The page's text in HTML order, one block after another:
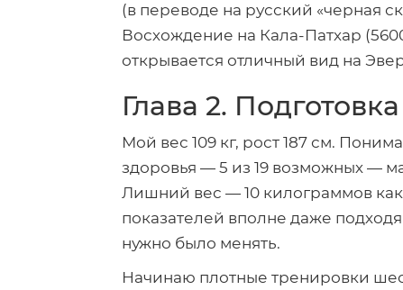
(в переводе на русский «черная
Восхождение на Кала-Патхар
открывается отличный вид на
Глава 2. Подготовка
Мой вес 109 кг, рост 187 см.
здоровья — 5 из 19 возможных —
Лишний вес — 10 килограммов как
показателей вполне даже
нужно было менять.
Начинаю плотные тренировки